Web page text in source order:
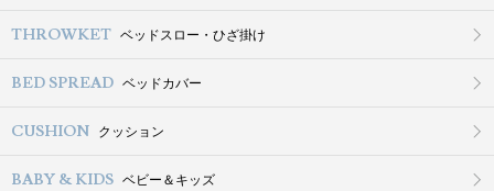
THROWKET ベッドスロー・ひざ掛け
BED SPREAD ベッドカバー
CUSHION クッション
BABY & KIDS ベビー＆キッズ